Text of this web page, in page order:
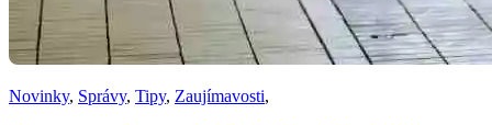
Novinky, Správy, Tipy, Zaujímavosti,